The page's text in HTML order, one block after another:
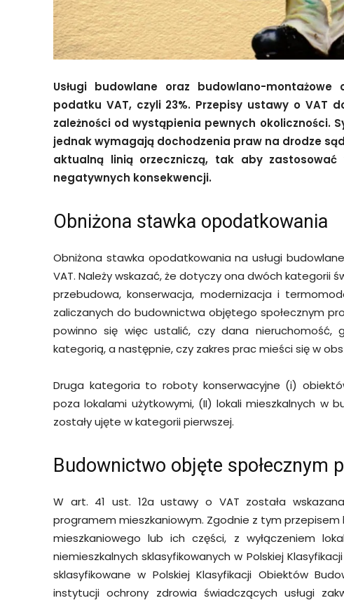
Usługi budowlane oraz budowlano-
podatku VAT, czyli 23%. Przepisy ustawy o VAT
zależności od wystąpienia pewnych okoliczności.
jednak wymagają dochodzenia praw na drodze
aktualną linią orzeczniczą, tak aby
negatywnych konsekwencji.
Obniżona stawka opodatkowania
Obniżona stawka opodatkowania na usługi
VAT. Należy wskazać, że dotyczy ona dwóch kategorii
przebudowa, konserwacja, modernizacja i
zaliczanych do budownictwa objętego społecznym
powinno się więc ustalić, czy dana nieruchomość,
kategorią, a następnie, czy zakres prac mieści się w
Druga kategoria to roboty konserwacyjne (i)
poza lokalami użytkowymi, (II) lokali mieszkalnych w
zostały ujęte w kategorii pierwszej.
Budownictwo objęte społecznym
W art. 41 ust. 12a ustawy o VAT została
programem mieszkaniowym. Zgodnie z tym
mieszkaniowego lub ich części, z wyłączeniem
niemieszkalnych sklasyfikowanych w Polskiej
sklasyfikowane w Polskiej Klasyfikacji Obiektów
instytucji ochrony zdrowia świadczących usługi